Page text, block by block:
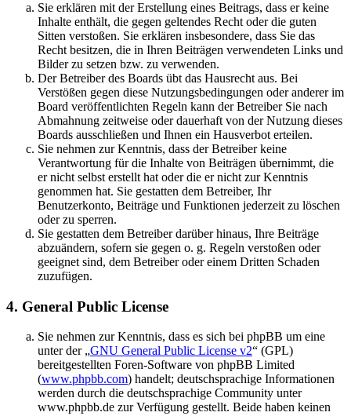
Sie erklären mit der Erstellung eines Beitrags, dass er keine
Inhalte enthält, die gegen geltendes Recht oder die guten
Sitten verstoßen. Sie erklären insbesondere, dass Sie das
Recht besitzen, die in Ihren Beiträgen verwendeten Links und
Bilder zu setzen bzw. zu verwenden.
Der Betreiber des Boards übt das Hausrecht aus. Bei
Verstößen gegen diese Nutzungsbedingungen oder anderer im
Board veröffentlichten Regeln kann der Betreiber Sie nach
Abmahnung zeitweise oder dauerhaft von der Nutzung dieses
Boards ausschließen und Ihnen ein Hausverbot erteilen.
Sie nehmen zur Kenntnis, dass der Betreiber keine
Verantwortung für die Inhalte von Beiträgen übernimmt, die
er nicht selbst erstellt hat oder die er nicht zur Kenntnis
genommen hat. Sie gestatten dem Betreiber, Ihr
Benutzerkonto, Beiträge und Funktionen jederzeit zu löschen
oder zu sperren.
Sie gestatten dem Betreiber darüber hinaus, Ihre Beiträge
abzuändern, sofern sie gegen o. g. Regeln verstoßen oder
geeignet sind, dem Betreiber oder einem Dritten Schaden
zuzufügen.
4. General Public License
Sie nehmen zur Kenntnis, dass es sich bei phpBB um eine
unter der „GNU General Public License v2“ (GPL)
bereitgestellten Foren-Software von phpBB Limited
(www.phpbb.com) handelt; deutschsprachige Informationen
werden durch die deutschsprachige Community unter
www.phpbb.de zur Verfügung gestellt. Beide haben keinen